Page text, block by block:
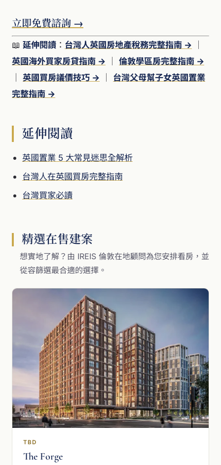
立即免費諮詢 →
📖 延伸閱讀 ： 台灣人英國房地產稅務完整指南 →
英國海外買家房貸指南 →
倫敦學區房完整指南 →
英國買房議價技巧 →
台灣父母幫子女英國置業
完整指南 →
延伸閱讀
英國置業 5 大常見迷思全解析
台灣人在英國買房完整指南
台灣買家必讀
精選在售建案
想實地了解？由 IREIS 倫敦在地顧問為您安排看房，並
從容篩選最合適的選擇。
TBD
The Forge